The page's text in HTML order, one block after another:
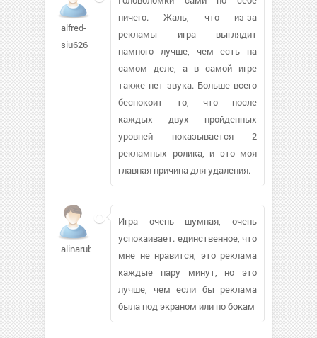
alfred-
siu626
ничего. Жаль, что из-за
рекламы игра выглядит
намного лучше, чем есть на
самом деле, а в самой игре
также нет звука. Больше всего
беспокоит то, что после
каждых двух пройденных
уровней показывается 2
рекламных ролика, и это моя
главная причина для удаления.
alinarubik
Игра очень шумная, очень
успокаивает. единственное, что
мне не нравится, это реклама
каждые пару минут, но это
лучше, чем если бы реклама
была под экраном или по бокам